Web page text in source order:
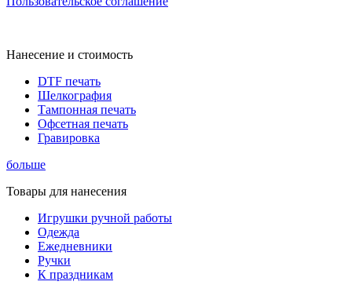
Нанесение и стоимость
DTF печать
Шелкография
Тампонная печать
Офсетная печать
Гравировка
больше
Товары для нанесения
Игрушки ручной работы
Одежда
Ежедневники
Ручки
К праздникам